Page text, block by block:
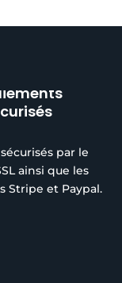
par le
ainsi que les
Stripe et Paypal.